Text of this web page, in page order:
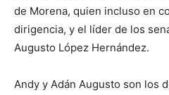
de Morena, quien incluso en
dirigencia, y el líder de los
Augusto López Hernández.
Andy y Adán Augusto son los